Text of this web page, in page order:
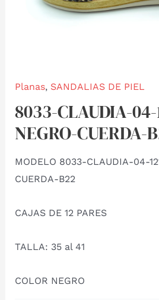
Planas, SANDALIAS DE PIEL
8033-CLAUDIA-04-
NEGRO-CUERDA-
MODELO 8033-CLAUDIA-04-
CUERDA-B22
CAJAS DE 12 PARES
TALLA: 35 al 41
COLOR NEGRO